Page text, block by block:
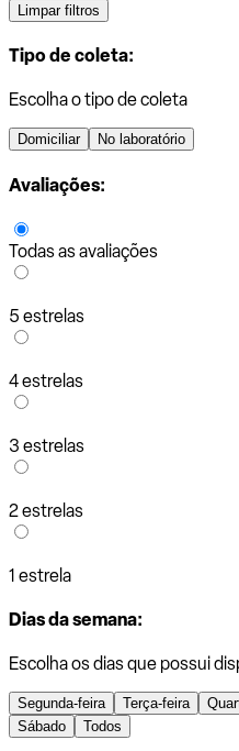
Limpar filtros
Tipo de coleta:
Escolha o tipo de coleta
Domiciliar No laboratório
Avaliações:
Todas as avaliações
5 estrelas
4 estrelas
3 estrelas
2 estrelas
1 estrela
Dias da semana:
Escolha os dias que possui
Segunda-feira Terça-feira
Sábado
Todos